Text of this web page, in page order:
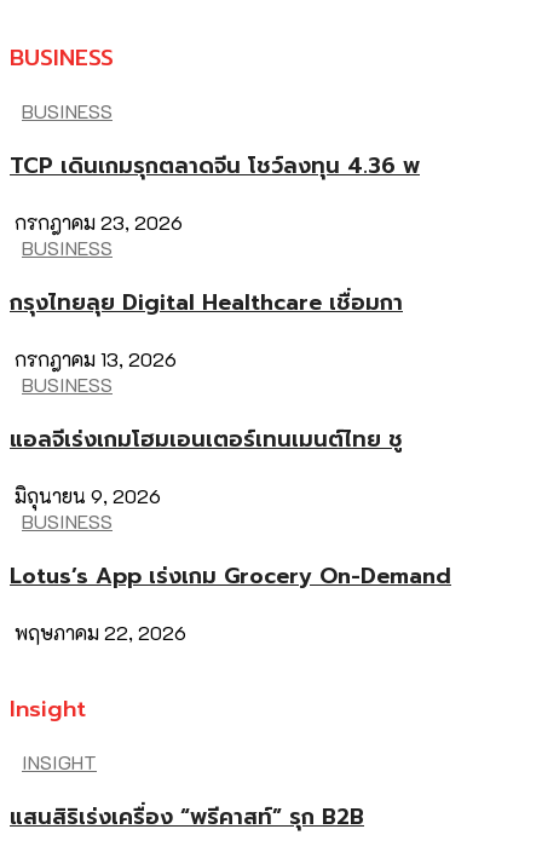
BUSINESS
BUSINESS
TCP เดินเกมรุกตลาดจีน โชว์ลงทุน 4.36 พ
กรกฎาคม 23, 2026
BUSINESS
กรุงไทยลุย Digital Healthcare เชื่อมกา
กรกฎาคม 13, 2026
BUSINESS
แอลจีเร่งเกมโฮมเอนเตอร์เทนเมนต์ไทย ชู
มิถุนายน 9, 2026
BUSINESS
Lotus’s App เร่งเกม Grocery On-Demand
พฤษภาคม 22, 2026
Insight
INSIGHT
แสนสิริเร่งเครื่อง “พรีคาสท์” รุก B2B